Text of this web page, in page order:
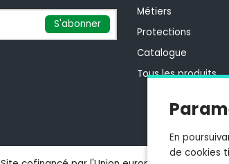
Métiers
Protections
Catalogue
Tous les produits
En
de cookies